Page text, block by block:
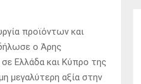
προϊόντων και
ο Άρης
Ελλάδα και Κύπρο της
μεγαλύτερη αξία στην